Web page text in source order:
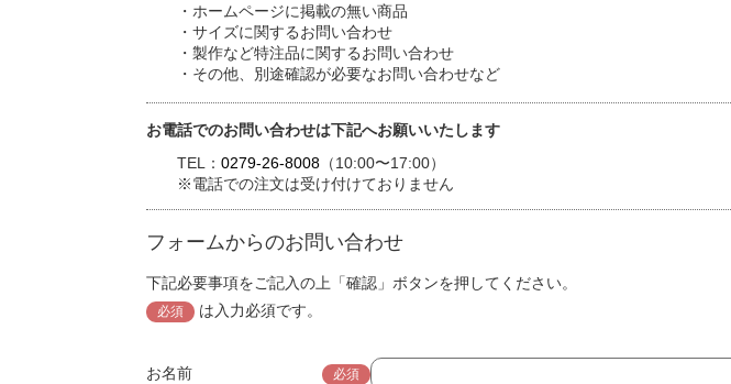
・ホームページに掲載の無い商品
・サイズに関するお問い合わせ
・製作など特注品に関するお問い合わせ
・その他、別途確認が必要なお問い合わせなど
お電話でのお問い合わせは下記へお願いいたします
TEL： 0279-26-8008 （10:00〜17:00）
※電話での注文は受け付けておりません
フォームからのお問い合わせ
下記必要事項をご記入の上「確認」ボタンを押してください。
必須 は入力必須です。
お名前 必須